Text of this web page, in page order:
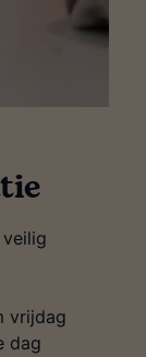
vrijdag
dag